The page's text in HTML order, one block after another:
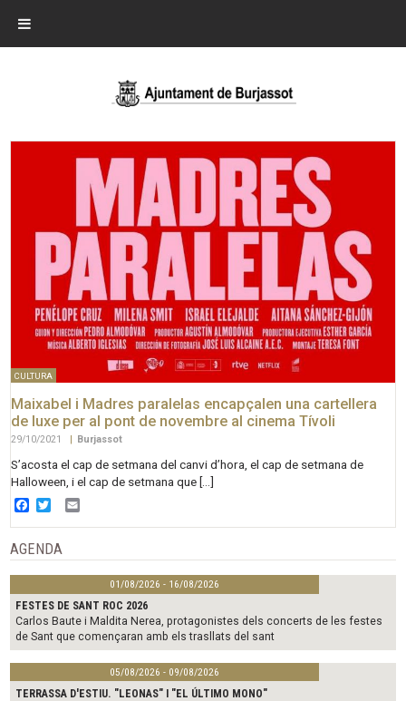
CULTURA
Maixabel i Madres paralelas encapçalen una cartellera
de luxe per al pont de novembre al cinema Tívoli
29/10/2021 Burjassot
S’acosta el cap de setmana del canvi d’hora, el cap de setmana de
Halloween, i el cap de setmana que […]
Facebook
Twitter
AGENDA
01/08/2026 - 16/08/2026
FESTES DE SANT ROC 2026
Carlos Baute i Maldita Nerea, protagonistes dels concerts de les festes
de Sant que començaran amb els trasllats del sant
05/08/2026 - 09/08/2026
TERRASSA D'ESTIU. "LEONAS" I "EL ÚLTIMO MONO"